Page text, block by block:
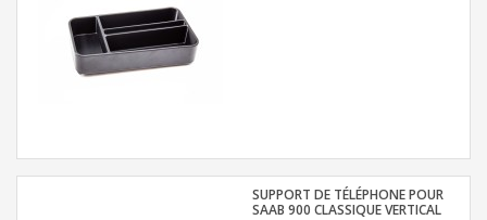
SUPPORT DE TÉLÉPHONE POUR
SAAB 900 CLASSIQUE VERTICAL